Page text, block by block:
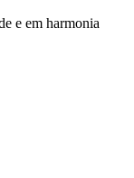
e em harmonia